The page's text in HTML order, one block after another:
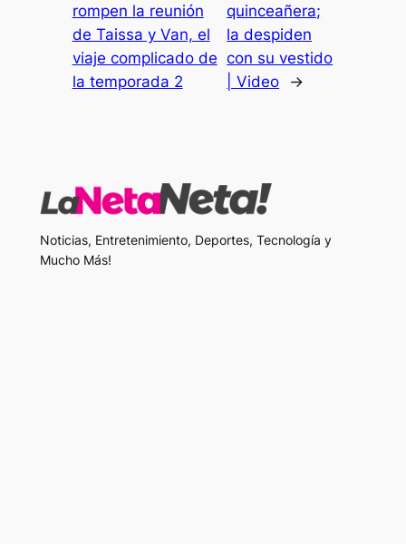
rompen la reunión
de Taissa y Van, el
viaje complicado de
la temporada 2
quinceañera;
la despiden
con su vestido
| Video
→
Noticias, Entretenimiento, Deportes, Tecnología y
Mucho Más!